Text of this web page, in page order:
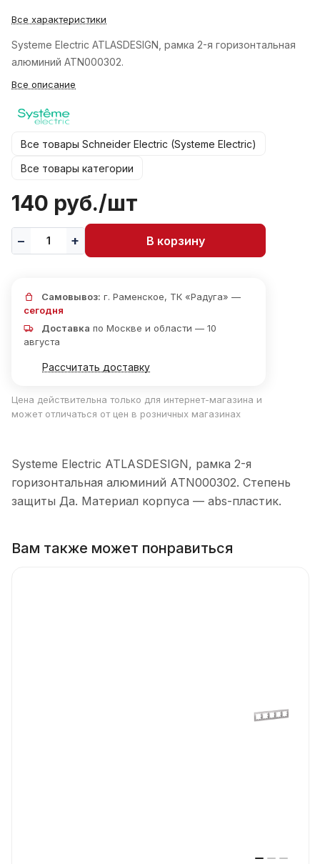
Все характеристики
Systeme Electric ATLASDESIGN, рамка 2-я горизонтальная
алюминий ATN000302.
Все описание
Все товары Schneider Electric (Systeme Electric)
Все товары категории
140 руб./шт
В корзину
Самовывоз: г. Раменское, ТК «Радуга» —
сегодня
Доставка по Москве и области — 10
августа
Рассчитать доставку
Цена действительна только для интернет-магазина и
может отличаться от цен в розничных магазинах
Systeme Electric ATLASDESIGN, рамка 2-я
горизонтальная алюминий ATN000302. Степень
защиты Да. Материал корпуса — abs-пластик.
Вам также может понравиться